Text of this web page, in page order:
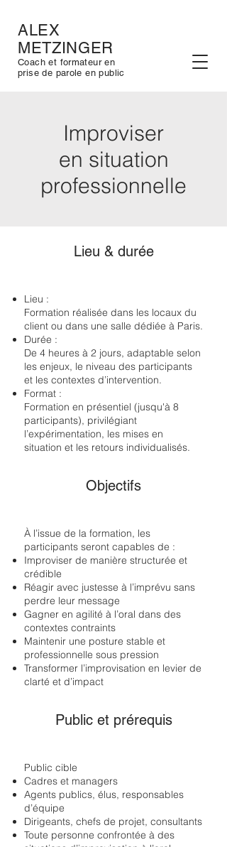
ALEX
METZINGER
Coach et formateur en
prise de parole en public
Improviser
en situation
professionnelle
Lieu & durée
Lieu :
Formation réalisée dans les locaux du
client ou dans une salle dédiée à Paris.
Durée :
De 4 heures à 2 jours, adaptable selon
les enjeux, le niveau des participants
et les contextes d’intervention.
Format :
Formation en présentiel (jusqu'à 8
participants), privilégiant
l’expérimentation, les mises en
situation et les retours individualisés.
Objectifs
À l’issue de la formation, les
participants seront capables de :
Improviser de manière structurée et
crédible
Réagir avec justesse à l’imprévu sans
perdre leur message
Gagner en agilité à l’oral dans des
contextes contraints
Maintenir une posture stable et
professionnelle sous pression
Transformer l’improvisation en levier de
clarté et d’impact
Public et prérequis
Public cible
Cadres et managers
Agents publics, élus, responsables
d’équipe
Dirigeants, chefs de projet, consultants
Toute personne confrontée à des